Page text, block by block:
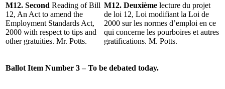
M12. Second Reading of Bill
12, An Act to amend the
Employment Standards Act,
2000 with respect to tips and
other gratuities. Mr. Potts.
M12. Deuxième lecture du projet
de loi 12, Loi modifiant la Loi de
2000 sur les normes d’emploi en ce
qui concerne les pourboires et autres
gratifications. M. Potts.
Ballot Item Number 3 – To be debated today.